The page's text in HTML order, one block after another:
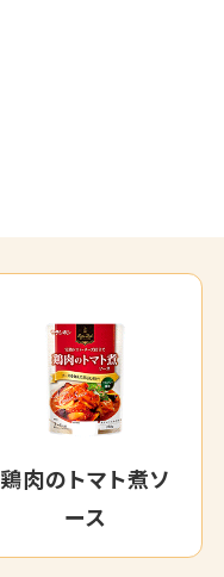
鶏肉のトマト煮ソ
ース